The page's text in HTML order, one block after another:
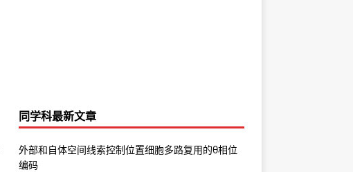
同学科最新文章
外部和自体空间线索控制位置细胞多路复用的θ相位
编码